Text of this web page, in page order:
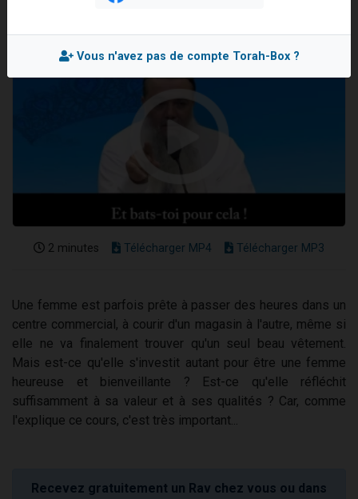
4 personnes viennent de nous rejoindre sur WhatsApp
Il reste 49 places pour étudier en groupe sur Zoom
Eli vient de donner son Maasser
2 minutes Télécharger MP4 Télécharger MP3
Une femme est parfois prête à passer des heures dans un
centre commercial, à courir d'un magasin à l'autre, même si
elle ne va finalement trouver qu'un seul beau vêtement.
Mais est-ce qu'elle s'investit autant pour être une femme
heureuse et bienveillante ? Est-ce qu'elle réfléchit
suffisamment à sa valeur et à ses qualités ? Car, comme
l'explique ce cours, c'est très important...
Recevez gratuitement un Rav chez vous ou dans
Vous n'avez pas de compte Torah-Box ?